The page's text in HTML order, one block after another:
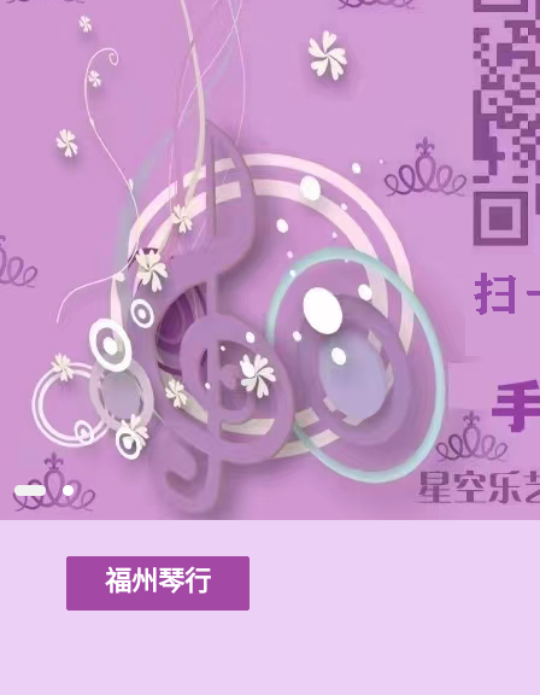
福州琴行